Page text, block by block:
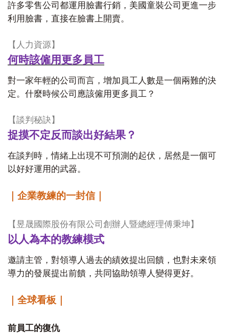
許多零售公司都運用臉書行銷，美國童裝公司更進一步
利用臉書，直接在臉書上開賣。
【人力資源】
何時該僱用更多員工
對一家年輕的公司而言，增加員工人數是一個兩難的決
定。什麼時候公司應該僱用更多員工？
【談判秘訣】
捉摸不定反而談出好結果？
在談判時，情緒上出現不可預測的起伏，居然是一個可
以好好運用的武器。
｜企業教練的一封信｜
【昱晟國際股份有限公司創辦人暨總經理傅秉坤】
以人為本的教練模式
邀請主管，對領導人過去的績效提出回饋，也對未來領
導力的發展提出前饋，共同協助領導人變得更好。
｜全球看板｜
前員工的復仇